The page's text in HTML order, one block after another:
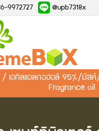
9972727 @upb7318x
/ เอทิลแอลกอฮอล์ 95%/มัสค์
Fragrance oil